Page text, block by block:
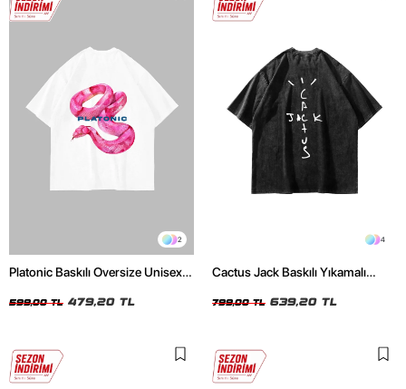
2
Platonic Baskılı Oversize Unisex
599,00 TL 479,20 TL
4
Cactus Jack Baskılı Yıkamalı
799,00 TL 639,20 TL